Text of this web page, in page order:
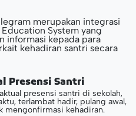
merupakan integrasi
System yang
informasi kepada para
kehadiran santri secara
Presensi Santri
presensi santri di sekolah,
terlambat hadir, pulang awal,
mengonfirmasi kehadiran.